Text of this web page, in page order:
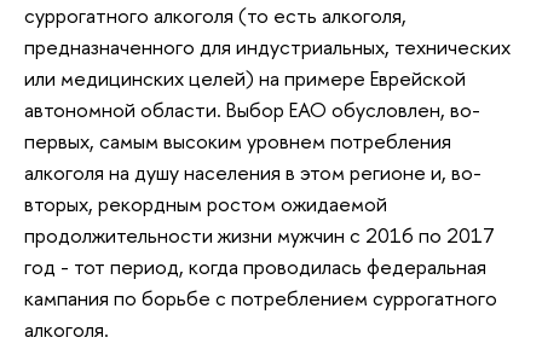
суррогатного алкоголя (то есть алкоголя,
предназначенного для индустриальных, технических
или медицинских целей) на примере Еврейской
автономной области. Выбор ЕАО обусловлен, во-
первых, самым высоким уровнем потребления
алкоголя на душу населения в этом регионе и, во-
вторых, рекордным ростом ожидаемой
продолжительности жизни мужчин с 2016 по 2017
год - тот период, когда проводилась федеральная
кампания по борьбе с потреблением суррогатного
алкоголя.